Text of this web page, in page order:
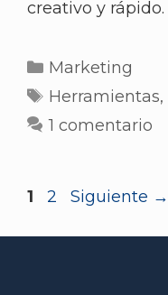
creativo y rápido.
Marketing
Herramientas,
1 comentario
1 2 Siguiente →